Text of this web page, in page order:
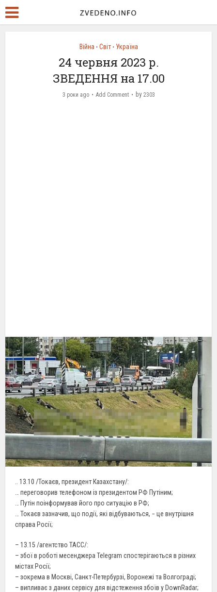
Війна • Світ • Україна
24 червня 2023 р.
ЗВЕДЕННЯ на 17.00
3 роки ago Add Comment by 2303
.. 13.10 /Токаєв, президент Казахстану/:
… переговорив телефоном із президентом РФ Путіним;
… Путін поінформував його про ситуацію в РФ;
… Токаєв зазначив, що події, які відбуваються, − це внутрішня
справа Росії;
– 13.15 /агентство ТАСС/:
– збої в роботі месенджера Telegram спостерігаються в різних
містах Росії;
– зокрема в Москві, Санкт-Петербурзі, Воронежі та Волгограді;
– випливає з даних сервісу для відстеження збоїв у DownRadar;